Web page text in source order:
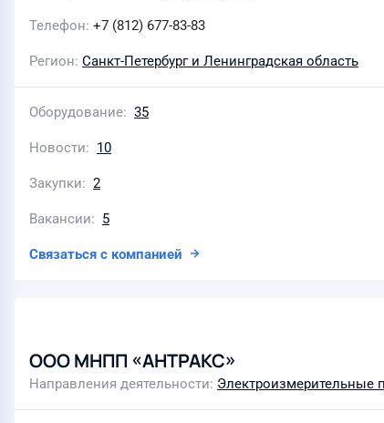
Телефон +7 (812) 677-83-83
Регион Санкт-Петербург и Ленинградская область
Оборудование 35
Новости 10
Закупки 2
Вакансии 5
Связаться с компанией
ООО МНПП «АНТРАКС»
Направления деятельности Электроизмерительные